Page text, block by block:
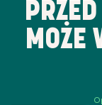
MOŻE